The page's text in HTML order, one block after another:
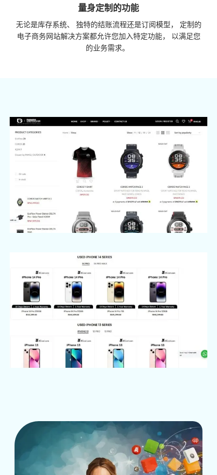
量身定制的功能
无论是库存系统、 独特的结账流程还是订阅模型， 定制的
电子商务网站解决方案都允许您加入特定功能， 以满足您
的业务需求。